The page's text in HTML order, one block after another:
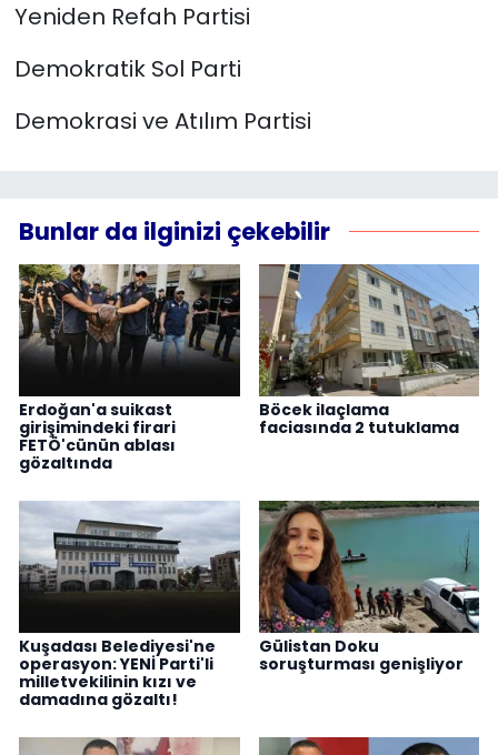
Yeniden Refah Partisi
Demokratik Sol Parti
Demokrasi ve Atılım Partisi
Bunlar da ilginizi çekebilir
Erdoğan'a suikast
girişimindeki firari
FETÖ'cünün ablası
gözaltında
Böcek ilaçlama
faciasında 2 tutuklama
Kuşadası Belediyesi'ne
operasyon: YENİ Parti'li
milletvekilinin kızı ve
damadına gözaltı!
Gülistan Doku
soruşturması genişliyor